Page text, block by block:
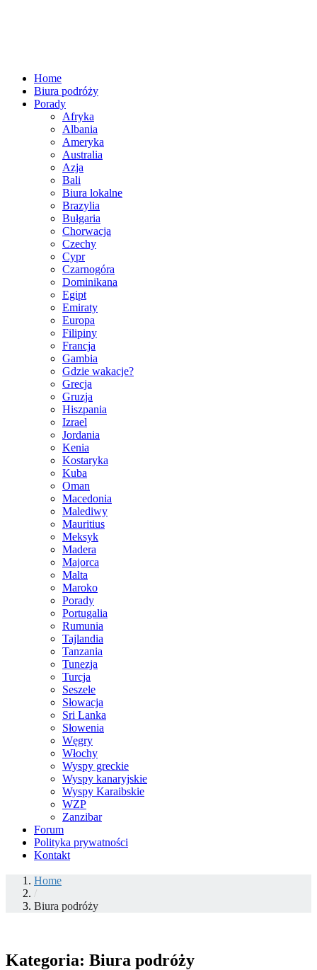
Home
Biura podróży
Porady
Afryka
Albania
Ameryka
Australia
Azja
Bali
Biura lokalne
Brazylia
Bułgaria
Chorwacja
Czechy
Cypr
Czarnogóra
Dominikana
Egipt
Emiraty
Europa
Filipiny
Francja
Gambia
Gdzie wakacje?
Grecja
Gruzja
Hiszpania
Izrael
Jordania
Kenia
Kostaryka
Kuba
Oman
Macedonia
Malediwy
Mauritius
Meksyk
Madera
Majorca
Malta
Maroko
Porady
Portugalia
Rumunia
Tajlandia
Tanzania
Tunezja
Turcja
Seszele
Słowacja
Sri Lanka
Słowenia
Węgry
Włochy
Wyspy greckie
Wyspy kanaryjskie
Wyspy Karaibskie
WZP
Zanzibar
Forum
Polityka prywatności
Kontakt
Home
/
Biura podróży
Kategoria: Biura podróży